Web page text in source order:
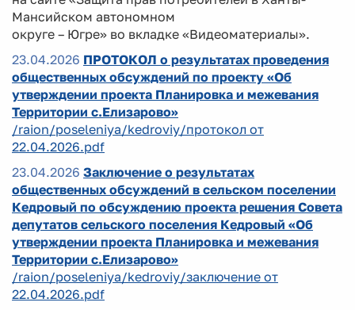
Мансийском автономном
округе – Югре» во вкладке «Видеоматериалы».
23.04.2026 ПРОТОКОЛ о результатах проведения
общественных обсуждений по проекту «Об
утверждении проекта Планировка и межевания
Территории с.Елизарово»
/raion/poseleniya/kedroviy/протокол от
22.04.2026.pdf
23.04.2026 Заключение о результатах
общественных обсуждений в сельском поселении
Кедровый по обсуждению проекта решения Совета
депутатов сельского поселения Кедровый «Об
утверждении проекта Планировка и межевания
Территории с.Елизарово»
/raion/poseleniya/kedroviy/заключение от
22.04.2026.pdf